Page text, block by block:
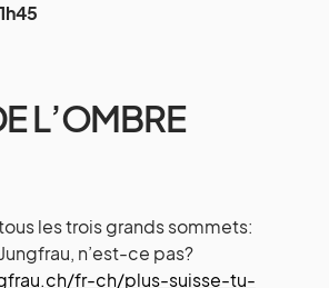
L’OMBRE
les trois grands sommets:
n’est-ce pas?
fr-ch/plus-suisse-tu-